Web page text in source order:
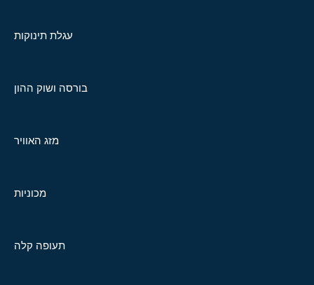
עגלת תינוקות
בורסה ושוק ההון
מזג האוויר
מכוניות
תעופה קלה